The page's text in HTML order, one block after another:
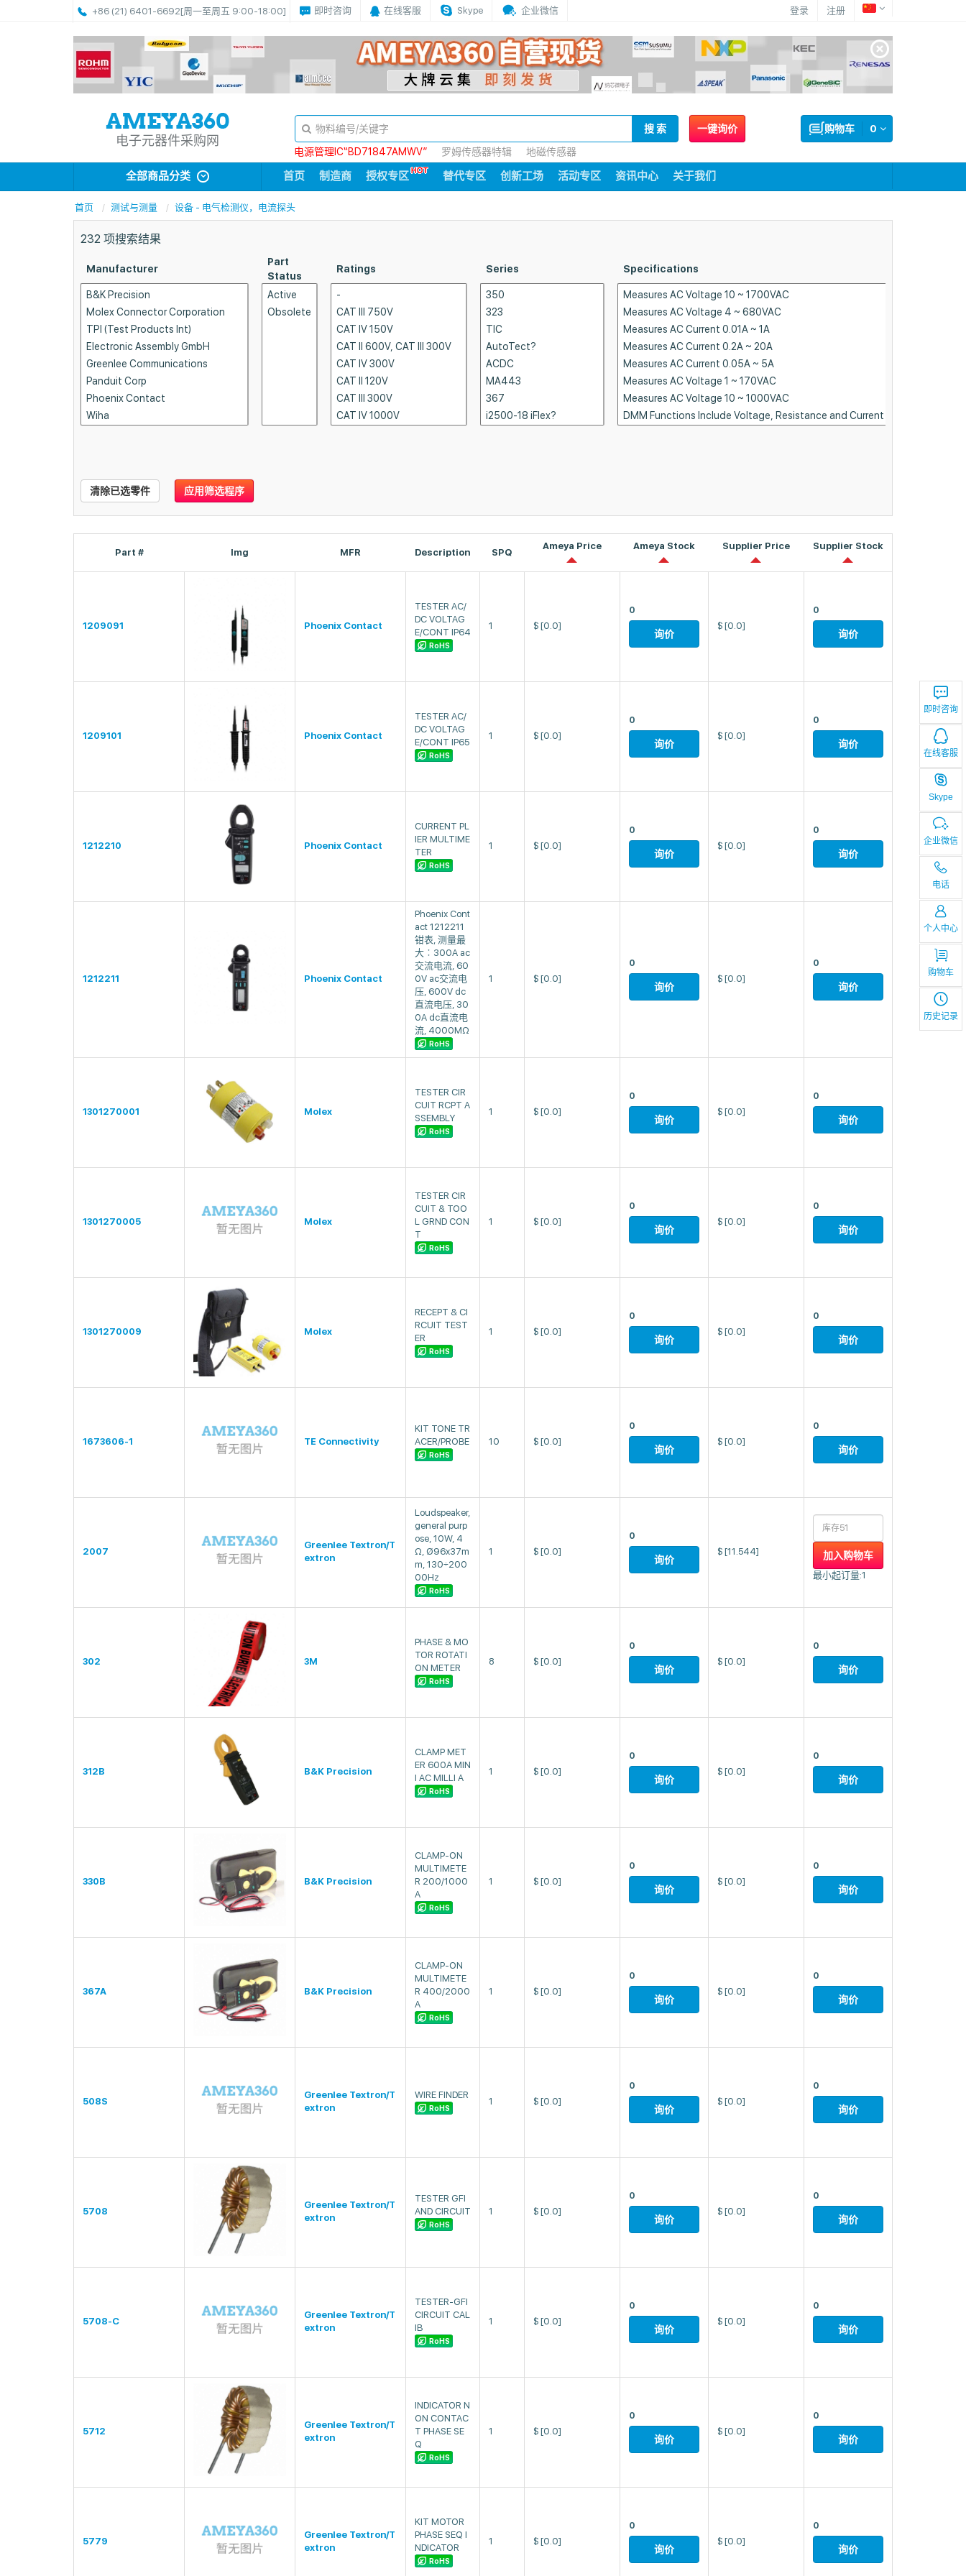
+86 (21) 6401-6692[周一至周五 9:00-18:00] 即时咨询 在线客服 Skype 企业微信 登录 注册
即时咨询
在线客服
Skype
企业微信
电话
个人中心
购物车
历史记录
电子元器件采购网
一键询价 0
购物车
搜 索
电源管理IC“BD71847AMWV”
罗姆传感器特辑 地磁传感器
全部商品分类 首页 制造商 授权专区 替代专区 创新工场 活动专区 资讯中心 关于我们
首页 测试与测量 设备 - 电气检测仪，电流探头
232 项搜索结果
Manufacturer
Part
Status
Ratings Series Specifications
清除已选零件 应用筛选程序
Part # Img MFR Description SPQ
Ameya Price Ameya Stock Supplier Price Supplier Stock
1209091 Phoenix Contact
TESTER AC/
DC VOLTAG
E/CONT IP64
RoHS
1 $ [0.0]
0
询价
$ [0.0]
0
询价
1209101 Phoenix Contact
TESTER AC/
DC VOLTAG
E/CONT IP65
RoHS
1 $ [0.0]
0
询价
$ [0.0]
0
询价
1212210 Phoenix Contact
CURRENT PL
IER MULTIME
TER
RoHS
1 $ [0.0]
0
询价
$ [0.0]
0
询价
1212211 Phoenix Contact
Phoenix Cont
act 1212211
钳表, 测量最
大︰300A ac
交流电流, 60
0V ac交流电
压, 600V dc
直流电压, 30
0A dc直流电
流, 4000MΩ
RoHS
1 $ [0.0]
0
询价
$ [0.0]
0
询价
1301270001 Molex
TESTER CIR
CUIT RCPT A
SSEMBLY
RoHS
1 $ [0.0]
0
询价
$ [0.0]
0
询价
1301270005 Molex
TESTER CIR
CUIT & TOO
L GRND CON
T
RoHS
1 $ [0.0]
0
询价
$ [0.0]
0
询价
1301270009 Molex
RECEPT & CI
RCUIT TEST
ER
RoHS
1 $ [0.0]
0
询价
$ [0.0]
0
询价
1673606-1 TE Connectivity
KIT TONE TR
ACER/PROBE
RoHS
10 $ [0.0]
0
询价
$ [0.0]
0
询价
2007
Greenlee Textron/T
extron
Loudspeaker,
general purp
ose, 10W, 4
Ω, Ø96x37m
m, 130÷200
00Hz
RoHS
1 $ [0.0]
0
询价
$ [11.544] 加入购物车
最小起订量:1
302 3M
PHASE & MO
TOR ROTATI
ON METER
RoHS
8 $ [0.0]
0
询价
$ [0.0]
0
询价
312B B&K Precision
CLAMP MET
ER 600A MIN
I AC MILLI A
RoHS
1 $ [0.0]
0
询价
$ [0.0]
0
询价
330B B&K Precision
CLAMP-ON
MULTIMETE
R 200/1000
A
RoHS
1 $ [0.0]
0
询价
$ [0.0]
0
询价
367A B&K Precision
CLAMP-ON
MULTIMETE
R 400/2000
A
RoHS
1 $ [0.0]
0
询价
$ [0.0]
0
询价
508S
Greenlee Textron/T
extron
WIRE FINDER
RoHS
1 $ [0.0]
0
询价
$ [0.0]
0
询价
5708
Greenlee Textron/T
extron
TESTER GFI
AND CIRCUIT
RoHS
1 $ [0.0]
0
询价
$ [0.0]
0
询价
5708-C
Greenlee Textron/T
extron
TESTER-GFI
CIRCUIT CAL
IB
RoHS
1 $ [0.0]
0
询价
$ [0.0]
0
询价
5712
Greenlee Textron/T
extron
INDICATOR N
ON CONTAC
T PHASE SE
Q
RoHS
1 $ [0.0]
0
询价
$ [0.0]
0
询价
5779
Greenlee Textron/T
extron
KIT MOTOR
PHASE SEQ I
NDICATOR
RoHS
1 $ [0.0]
0
询价
$ [0.0]
0
询价